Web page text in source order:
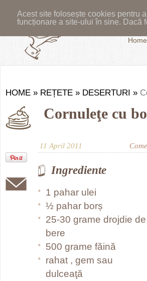
Acest site folosește cookies pentru
funcționare a site-ului în sine. Dacă
Home
HOME » REȚETE » DESERTURI »
Cornuleţe cu
11 April 2011
Ingrediente
1 pahar ulei
½ pahar borș
25-30 grame drojdie de
bere
500 grame făină
rahat , gem sau
dulceaţă